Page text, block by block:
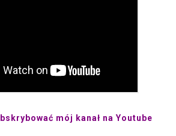
mój kanał na Youtube